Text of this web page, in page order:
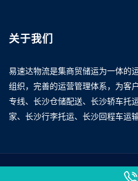
关于我们
易速达物流是集商贸储运为一体的
组织，完善的运营管理体系，为客
专线、长沙仓储配送、长沙轿车托
家、长沙行李托运、长沙回程车运
Copyright © 2026